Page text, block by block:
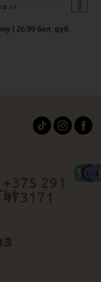
05
| 26.99 бел. руб.
+375 291
473171